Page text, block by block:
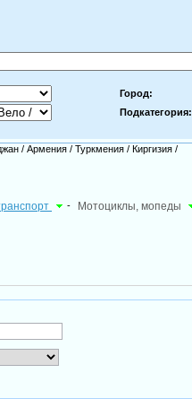
Город:
Подкатегория:
/ Армения / Туркмения / Киргизия /
- Мотоциклы, мопеды